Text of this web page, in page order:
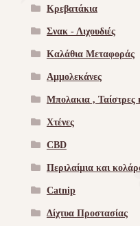
Κρεβατάκια
Σνακ - Λιχουδιές
Καλάθια Μεταφοράς
Αμμολεκάνες
Μπολακια , Ταίστρες
Χτένες
CBD
Περιλαίμια και
Catnip
Δίχτυα Προστασίας